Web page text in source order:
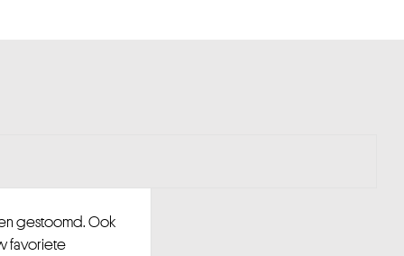
gestoomd. Ook
favoriete